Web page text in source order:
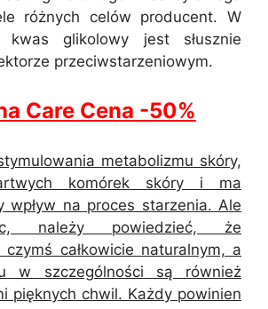
różnych celów producent. W
kwas glikolowy jest słusznie
przeciwstarzeniowym.
Care Cena -50%
metabolizmu skóry,
komórek skóry i ma
wpływ na proces starzenia. Ale
należy powiedzieć, że
czymś całkowicie naturalnym, a
w szczególności są również
pięknych chwil. Każdy powinien